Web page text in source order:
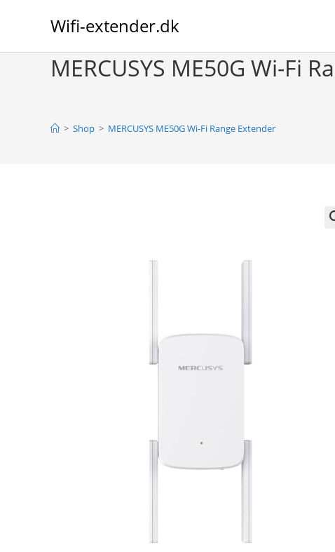
Wifi-extender.dk
MERCUSYS ME50G Wi-Fi
> Shop > MERCUSYS ME50G Wi-Fi Range Extender